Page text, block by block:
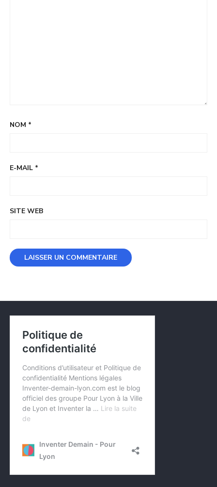
NOM *
E-MAIL *
SITE WEB